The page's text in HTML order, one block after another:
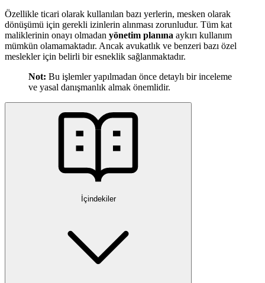
Özellikle ticari olarak kullanılan bazı yerlerin, mesken olarak
dönüşümü için gerekli izinlerin alınması zorunludur. Tüm kat
maliklerinin onayı olmadan yönetim planına aykırı kullanım
mümkün olamamaktadır. Ancak avukatlık ve benzeri bazı özel
meslekler için belirli bir esneklik sağlanmaktadır.
Not: Bu işlemler yapılmadan önce detaylı bir inceleme
ve yasal danışmanlık almak önemlidir.
İçindekiler